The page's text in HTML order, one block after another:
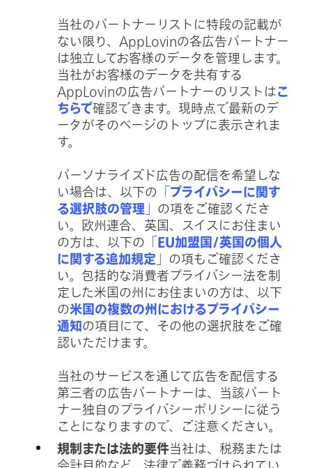
当社のパートナーリストに特段の記載が
ない限り、AppLovinの各広告パートナー
は独立してお客様のデータを管理します。
当社がお客様のデータを共有する
AppLovinの広告パートナーのリストはこ
ちらで確認できます。現時点で最新のデ
ータがそのページのトップに表示されま
す。
パーソナライズド広告の配信を希望しな
い場合は、以下の 「プライバシーに関す
る選択肢の管理」 の項をご確認くださ
い。欧州連合、英国、スイスにお住まい
の方は、以下の 「EU加盟国/英国の個人
に関する追加規定」 の項もご確認くださ
い。包括的な消費者プライバシー法を制
定した米国の州にお住まいの方は、以下
の米国の複数の州におけるプライバシー
通知の項目にて、その他の選択肢をご確
認いただけます。
当社のサービスを通じて広告を配信する
第三者の広告パートナーは、当該パート
ナー独自のプライバシーポリシーに従う
ことになりますので、ご注意ください。
規制または法的要件当社は、税務または